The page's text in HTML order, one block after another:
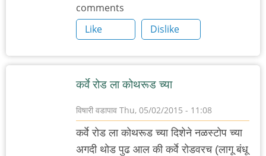
comments
Like
Dislike
कर्वे रोड ला कोथरूड च्या
विषारी वडापाव Thu, 05/02/2015 - 11:08
कर्वे रोड ला कोथरूड च्या दिशेने नळस्टोप च्या
अगदी थोड पुढ आल की कर्वे रोडवरच (लागू बंधू